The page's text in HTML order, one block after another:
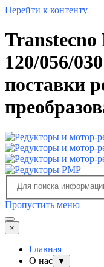
Перейти к контенту
120/056/
поставки
Пропустить меню
×
Главная
О нас
▼